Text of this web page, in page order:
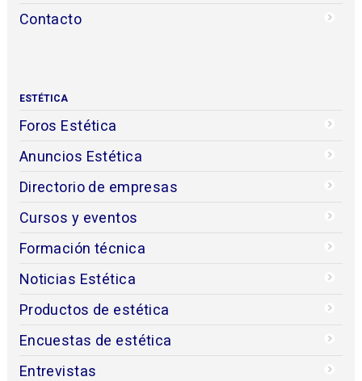
Contacto
ESTÉTICA
Foros Estética
Anuncios Estética
Directorio de empresas
Cursos y eventos
Formación técnica
Noticias Estética
Productos de estética
Encuestas de estética
Entrevistas